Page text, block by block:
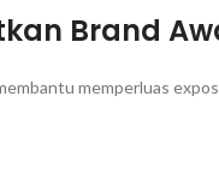
Brand
memperluas